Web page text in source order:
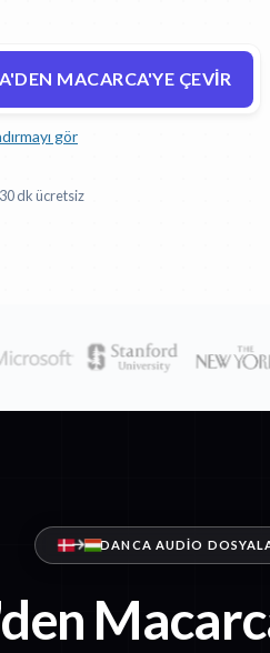
MACARCA'YE ÇEVIR
gör
30 dk ücretsiz
DANCA AUDIO